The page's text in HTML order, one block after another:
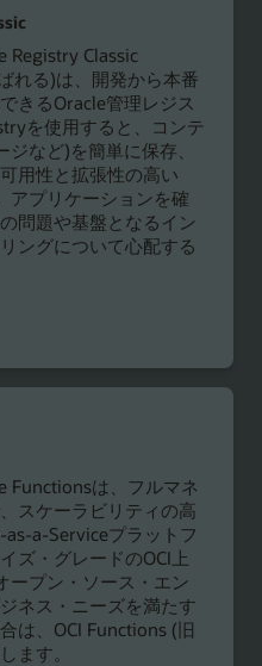
Registry Classic
れる)は、開発から本番
きるOracle管理レジス
を使用すると、コンテ
など)を簡単に保存、
用性と拡張性の高い
アプリケーションを確
問題や基盤となるイン
ングについて心配する
Functionsは、フルマネ
スケーラビリティの高
a-Serviceプラットフ
ズ・グレードのOCI上
ープン・ソース・エン
ネス・ニーズを満たす
は、OCI Functions (旧
ます。